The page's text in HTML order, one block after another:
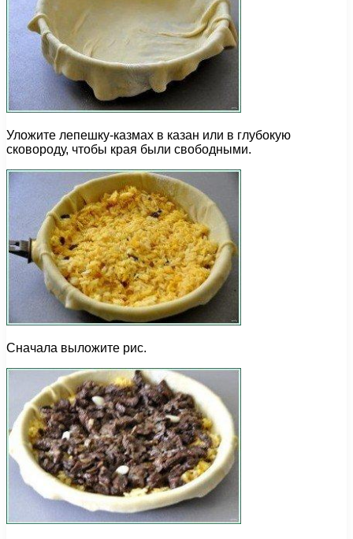
Уложите лепешку-казмах в казан или в глубокую
сковороду, чтобы края были свободными.
Сначала выложите рис.